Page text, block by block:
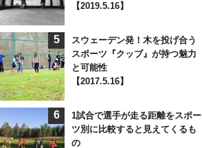
【2019.5.16】
5
スウェーデン発！木を投げ合う
スポーツ『クッブ』が持つ魅力
と可能性
【2017.5.16】
6
1試合で選手が走る距離をスポー
ツ別に比較すると見えてくるも
の